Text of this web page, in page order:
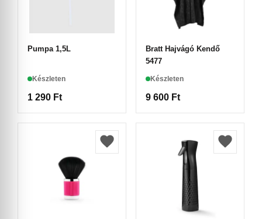
Pumpa 1,5L
Készleten
1 290 Ft
Bratt Hajvágó Kendő
5477
Készleten
9 600 Ft